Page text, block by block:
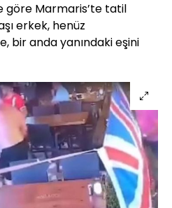
göre Marmaris’te tatil
erkek, henüz
bir anda yanındaki eşini